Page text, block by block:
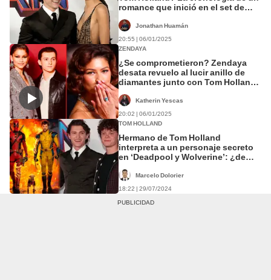
romance que inició en el set de
Jonathan Huamán
20:55 | 06/01/2025
ZENDAYA
¿Se comprometieron? Zendaya
desata revuelo al lucir anillo de
diamantes junto con Tom Holland
Katherin Yescas
20:02 | 06/01/2025
TOM HOLLAND
Hermano de Tom Holland
interpreta a un personaje secreto
en ‘Deadpool y Wolverine’: ¿de
Marcelo Dolorier
18:22 | 29/07/2024